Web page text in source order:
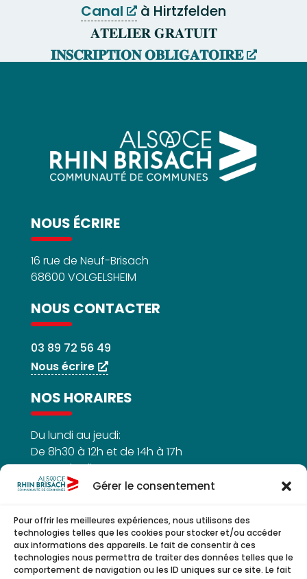
Gérer le consentement
Pour offrir les meilleures expériences, nous utilisons des
technologies telles que les cookies pour stocker et/ou accéder
aux informations des appareils. Le fait de consentir à ces
technologies nous permettra de traiter des données telles que le
comportement de navigation ou les ID uniques sur ce site. Le fait
Canal
à Hirtzfelden
𝐀𝐓𝐄𝐋𝐈𝐄𝐑 𝐆𝐑𝐀𝐓𝐔𝐈𝐓
𝐈𝐍𝐒𝐂𝐑𝐈𝐏𝐓𝐈𝐎𝐍 𝐎𝐁𝐋𝐈𝐆𝐀𝐓𝐎𝐈𝐑𝐄
NOUS ÉCRIRE
16 rue de Neuf-Brisach
68600 VOLGELSHEIM
NOUS CONTACTER
03 89 72 56 49
Nous écrire
NOS HORAIRES
Du lundi au jeudi:
De 8h30 à 12h et de 14h à 17h
Le vendredi :
De 8h30h à 12h
NOUS SUIVRE